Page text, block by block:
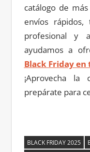
catálogo de
envíos rápidos,
profesional y
ayudamos a
Black Friday en
¡Aprovecha
prepárate para
BLACK FRIDAY 2025